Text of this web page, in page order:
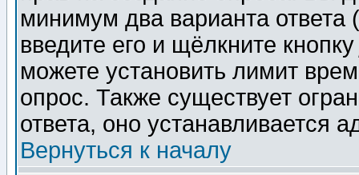
минимум два варианта ответа
введите его и щёлкните
можете установить лимит
опрос. Также существует
ответа, оно устанавливается
Вернуться к началу